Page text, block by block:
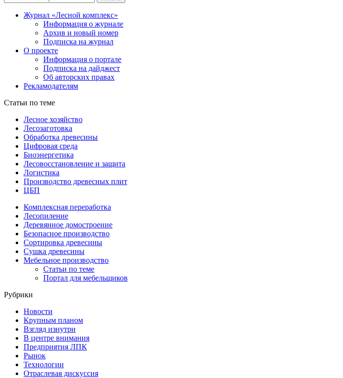
Журнал «Лесной комплекс»
Информация о журнале
Архив и новый номер
Подписка на журнал
О проекте
Информация о портале
Подписка на дайджест
Об авторских правах
Рекламодателям
Статьи по теме
Лесное хозяйство
Лесозаготовка
Обработка древесины
Цифровая среда
Биоэнергетика
Лесовосстановление и защита
Логистика
Производство древесных плит
ЦБП
Комплексная переработка
Лесопиление
Деревянное домостроение
Безопасное производство
Сортировка древесины
Сушка древесины
Мебельное производство
Статьи по теме
Портал для мебельщиков
Рубрики
Новости
Крупным планом
Взгляд изнутри
В центре внимания
Предприятия ЛПК
Рынок
Технологии
Отраслевая дискуссия